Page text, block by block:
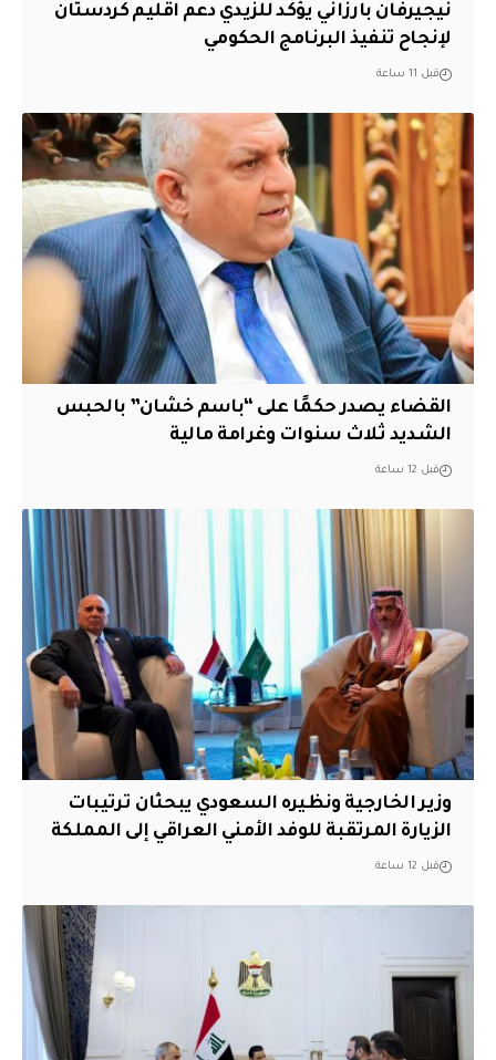
نيجيرفان بارزاني يؤكد للزيدي دعم اقليم ‏كردستان
لإنجاح تنفيذ البرنامج الحكومي
قبل 11 ساعة
القضاء يصدر حكمًا على “باسم خشان” بالحبس
الشديد ثلاث سنوات وغرامة مالية
قبل 12 ساعة
وزير الخارجية ونظيره السعودي يبحثان ترتيبات
الزيارة المرتقبة للوفد الأمني العراقي إلى المملكة
قبل 12 ساعة